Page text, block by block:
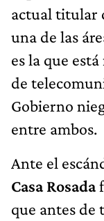
actual titular
una de las
es la que
de
Gobierno
entre ambos.
Ante el
Casa Rosada
que antes de